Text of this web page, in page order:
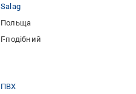
Salag
Польща
Г-подібний
ПВХ